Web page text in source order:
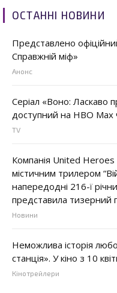
ОСТАННІ НОВИНИ
Представлено
Справжній міф»
Анонс
Серіал «Воно: Ласкаво
доступний на HBO
TV
Компанія United
містичним трилером
напередодні 216-ї
представила тизерний
Новини
Неможлива історія
станція». У кіно з 10
Кінотрейлери